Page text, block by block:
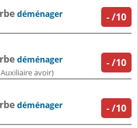
-/10
déménager
-/10
déménager
avoir)
-/10
déménager